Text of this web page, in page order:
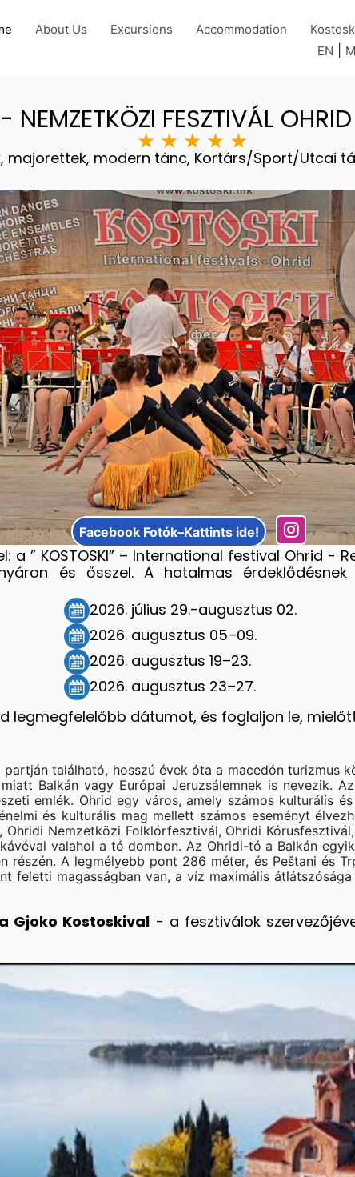
About Us Excursions Accommodation
EN
NEMZETKÖZI FESZTIVÁL
★ ★ ★ ★ ★
majorettek, modern tánc, Kortárs/Sport/Utcai
Facebook Fotók–Kattints ide!
a ” KOSTOSKI” – International festival Ohrid -
és ősszel. A hatalmas
2026. július 29.-augusztus 02.
2026. augusztus 05–09.
2026. augusztus 19–23.
2026. augusztus 23–27.
legmegfelelőbb dátumot, és foglaljon le,
található, hosszú évek óta a macedón turizmus
Balkán vagy Európai Jeruzsálemnek is nevezik.
emlék. Ohrid egy város, amely számos kulturális
és kulturális mag mellett számos eseményt
Ohridi Nemzetközi Folklórfesztivál, Ohridi
valahol a tó dombon. Az Ohridi-tó a Balkán
részén. A legmélyebb pont 286 méter, és Peštani és
feletti magasságban van, a víz maximális
Gjoko Kostoskival - a fesztiválok